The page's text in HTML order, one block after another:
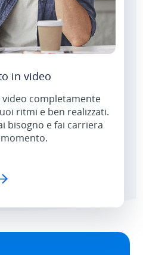
in video
completamente
ritmi e ben realizzati.
bisogno e fai carriera